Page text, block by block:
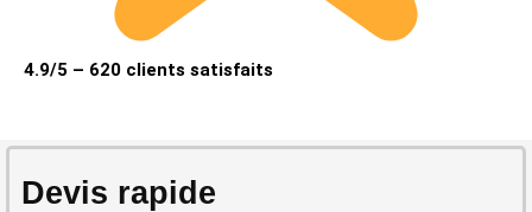
4.9/5 – 620 clients satisfaits
Devis rapide